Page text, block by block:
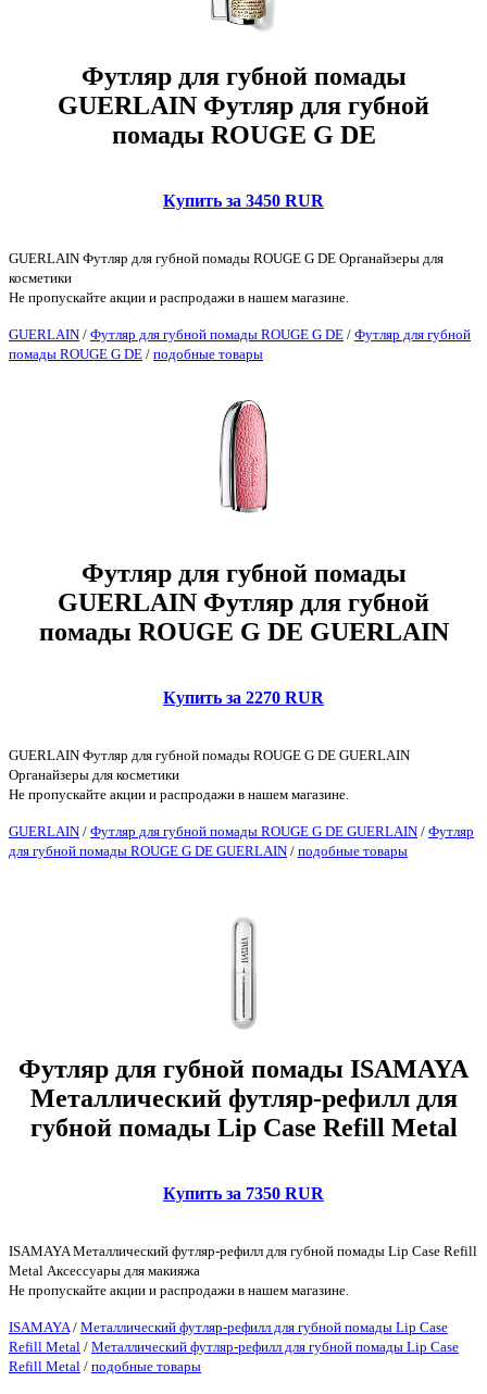
Футляр для губной помады
GUERLAIN Футляр для губной
помады ROUGE G DE
Купить за 3450 RUR
GUERLAIN Футляр для губной помады ROUGE G DE Органайзеры для
косметики
Не пропускайте акции и распродажи в нашем магазине.
GUERLAIN / Футляр для губной помады ROUGE G DE / Футляр для губной
помады ROUGE G DE / подобные товары
Футляр для губной помады
GUERLAIN Футляр для губной
помады ROUGE G DE GUERLAIN
Купить за 2270 RUR
GUERLAIN Футляр для губной помады ROUGE G DE GUERLAIN
Органайзеры для косметики
Не пропускайте акции и распродажи в нашем магазине.
GUERLAIN / Футляр для губной помады ROUGE G DE GUERLAIN / Футляр
для губной помады ROUGE G DE GUERLAIN / подобные товары
Футляр для губной помады ISAMAYA
Металлический футляр-рефилл для
губной помады Lip Case Refill Metal
Купить за 7350 RUR
ISAMAYA Металлический футляр-рефилл для губной помады Lip Case Refill
Metal Аксессуары для макияжа
Не пропускайте акции и распродажи в нашем магазине.
ISAMAYA/ Металлический футляр-рефилл для губной помады Lip Case
Refill Metal / Металлический футляр-рефилл для губной помады Lip Case
Refill Metal / подобные товары